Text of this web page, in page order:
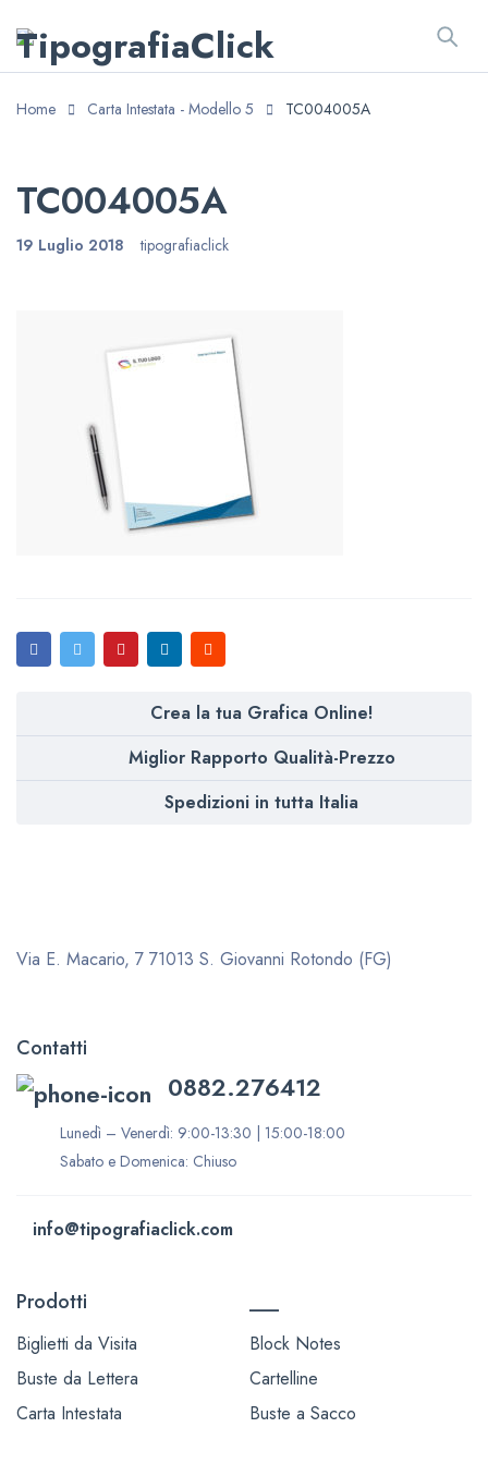
Home Carta Intestata - Modello 5 TC004005A
TC004005A
19 Luglio 2018 tipografiaclick
Crea la tua Grafica Online!
Miglior Rapporto Qualità-Prezzo
Spedizioni in tutta Italia
Via E. Macario, 7 71013 S. Giovanni Rotondo (FG)
Contatti
0882.276412
Lunedì – Venerdì: 9:00-13:30 | 15:00-18:00
Sabato e Domenica: Chiuso
info@tipografiaclick.com
Prodotti
Biglietti da Visita
Buste da Lettera
Carta Intestata
Block Notes
Cartelline
Buste a Sacco